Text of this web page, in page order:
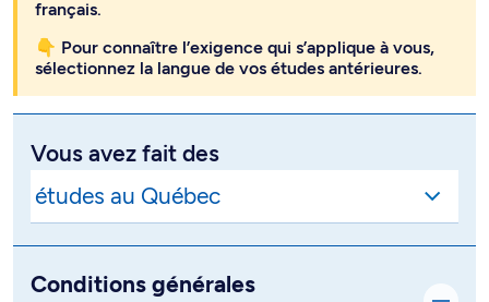
français.
👇 Pour connaître l’exigence qui s’applique à vous,
sélectionnez la langue de vos études antérieures.
Vous avez fait des
Conditions générales